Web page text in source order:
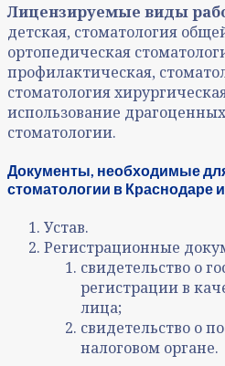
Лицензируемые виды
детская, стоматология
ортопедическая
профилактическая,
стоматология
использование
стоматологии.
Документы, необходимые
стоматологии в Краснодаре
Устав.
Регистрационные
свидетельство о
регистрации в
лица;
свидетельство о
налоговом органе.